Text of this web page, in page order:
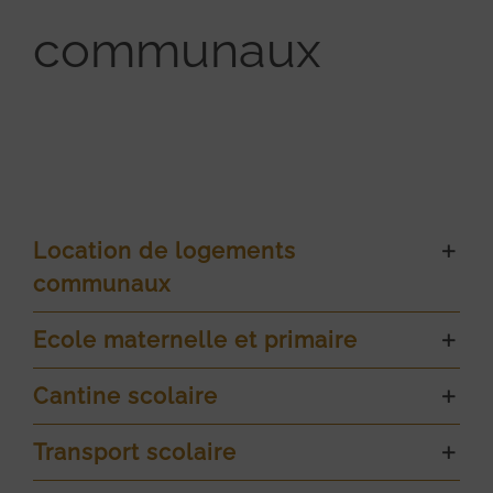
communaux
Location de logements
communaux
Ecole maternelle et primaire
Cantine scolaire
Transport scolaire